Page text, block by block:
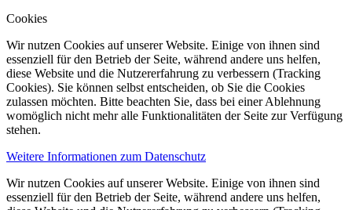
Cookies
Wir nutzen Cookies auf unserer Website. Einige von ihnen sind
essenziell für den Betrieb der Seite, während andere uns helfen,
diese Website und die Nutzererfahrung zu verbessern (Tracking
Cookies). Sie können selbst entscheiden, ob Sie die Cookies
zulassen möchten. Bitte beachten Sie, dass bei einer Ablehnung
womöglich nicht mehr alle Funktionalitäten der Seite zur Verfügung
stehen.
Weitere Informationen zum Datenschutz
Wir nutzen Cookies auf unserer Website. Einige von ihnen sind
essenziell für den Betrieb der Seite, während andere uns helfen,